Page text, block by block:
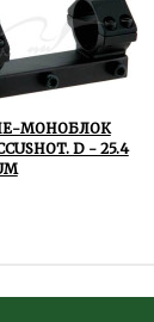
МОНОБЛОК
D - 25.4